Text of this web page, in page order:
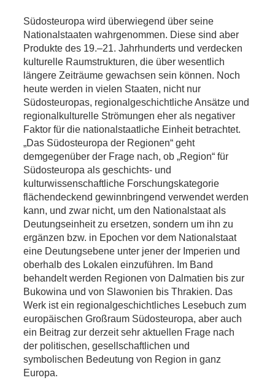
Südosteuropa wird überwiegend über seine
Nationalstaaten wahrgenommen. Diese sind aber
Produkte des 19.–21. Jahrhunderts und verdecken
kulturelle Raumstrukturen, die über wesentlich
längere Zeiträume gewachsen sein können. Noch
heute werden in vielen Staaten, nicht nur
Südosteuropas, regionalgeschichtliche Ansätze und
regionalkulturelle Strömungen eher als negativer
Faktor für die nationalstaatliche Einheit betrachtet.
„Das Südosteuropa der Regionen“ geht
demgegenüber der Frage nach, ob „Region“ für
Südosteuropa als geschichts- und
kulturwissenschaftliche Forschungskategorie
flächendeckend gewinnbringend verwendet werden
kann, und zwar nicht, um den Nationalstaat als
Deutungseinheit zu ersetzen, sondern um ihn zu
ergänzen bzw. in Epochen vor dem Nationalstaat
eine Deutungsebene unter jener der Imperien und
oberhalb des Lokalen einzuführen. Im Band
behandelt werden Regionen von Dalmatien bis zur
Bukowina und von Slawonien bis Thrakien. Das
Werk ist ein regionalgeschichtliches Lesebuch zum
europäischen Großraum Südosteuropa, aber auch
ein Beitrag zur derzeit sehr aktuellen Frage nach
der politischen, gesellschaftlichen und
symbolischen Bedeutung von Region in ganz
Europa.